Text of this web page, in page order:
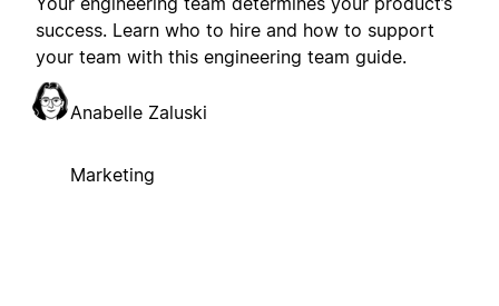
success. Learn who to hire and how to support
your team with this engineering team guide.
Anabelle Zaluski
Marketing